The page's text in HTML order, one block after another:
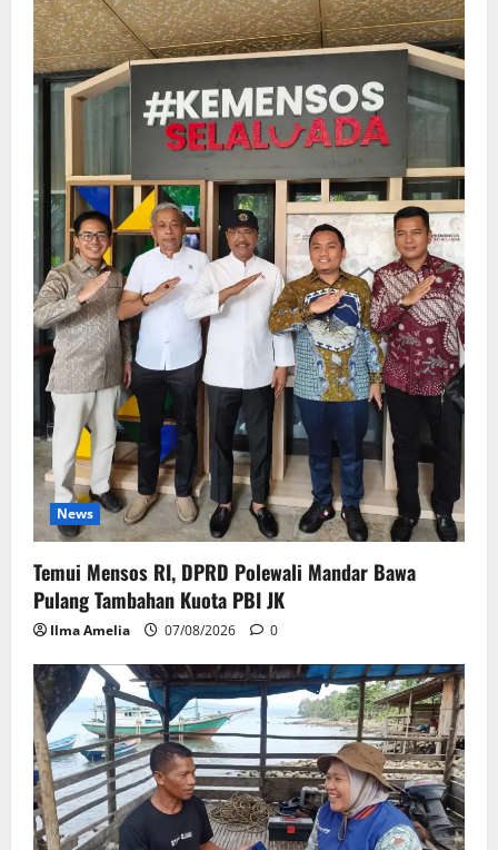
News
Temui Mensos RI, DPRD Polewali Mandar Bawa
Pulang Tambahan Kuota PBI JK
Ilma Amelia 07/08/2026 0